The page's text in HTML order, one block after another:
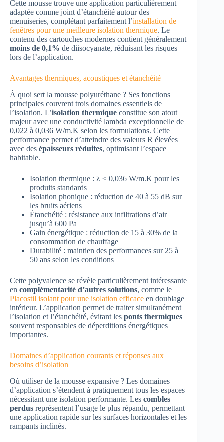
Cette mousse trouve une application particulièrement
adaptée comme joint d’étanchéité autour des
menuiseries, complétant parfaitement l’installation de
fenêtres pour une meilleure isolation thermique. Le
contenu des cartouches modernes contient généralement
moins de 0,1% de diisocyanate, réduisant les risques
lors de l’application.
Avantages thermiques, acoustiques et étanchéité
À quoi sert la mousse polyuréthane ? Ses fonctions
principales couvrent trois domaines essentiels de
l’isolation. L’isolation thermique constitue son atout
majeur avec une conductivité lambda exceptionnelle de
0,022 à 0,036 W/m.K selon les formulations. Cette
performance permet d’atteindre des valeurs R élevées
avec des épaisseurs réduites, optimisant l’espace
habitable.
Isolation thermique : λ ≤ 0,036 W/m.K pour les
produits standards
Isolation phonique : réduction de 40 à 55 dB sur
les bruits aériens
Étanchéité : résistance aux infiltrations d’air
jusqu’à 600 Pa
Gain énergétique : réduction de 15 à 30% de la
consommation de chauffage
Durabilité : maintien des performances sur 25 à
50 ans selon les conditions
Cette polyvalence se révèle particulièrement intéressante
en complémentarité d’autres solutions, comme le
Placostil isolant pour une isolation efficace en doublage
intérieur. L’application permet de traiter simultanément
l’isolation et l’étanchéité, évitant les ponts thermiques
souvent responsables de déperditions énergétiques
importantes.
Domaines d’application courants et réponses aux
besoins d’isolation
Où utiliser de la mousse expansive ? Les domaines
d’application s’étendent à pratiquement tous les espaces
nécessitant une isolation performante. Les combles
perdus représentent l’usage le plus répandu, permettant
une application rapide sur les surfaces horizontales et les
rampants inclinés.